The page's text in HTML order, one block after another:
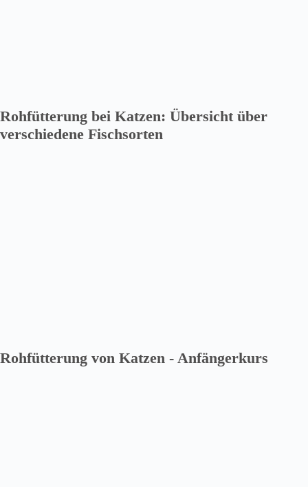
Rohfütterung bei Katzen: Übersicht über
verschiedene Fischsorten
Rohfütterung von Katzen - Anfängerkurs